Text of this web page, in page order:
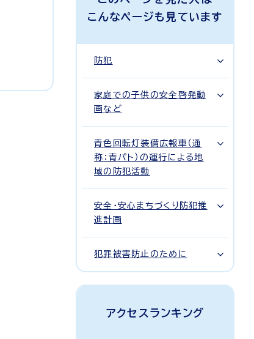
こんなページも見ています
防犯
家庭での子供の安全啓発動
画など
青色回転灯装備広報車（通
称：青パト）の運行による地
域の防犯活動
安全・安心まちづくり防犯推
進計画
犯罪被害防止のために
アクセスランキング